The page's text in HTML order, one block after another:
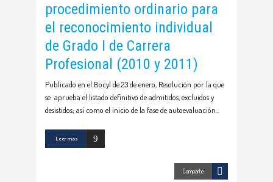
procedimiento ordinario para
el reconocimiento individual
de Grado I de Carrera
Profesional (2010 y 2011)
Publicado en el Bocyl de 23 de enero, Resolución por la que
se aprueba el listado definitivo de admitidos, excluidos y
desistidos; así como el inicio de la fase de autoevaluación
Leer más
Comparte